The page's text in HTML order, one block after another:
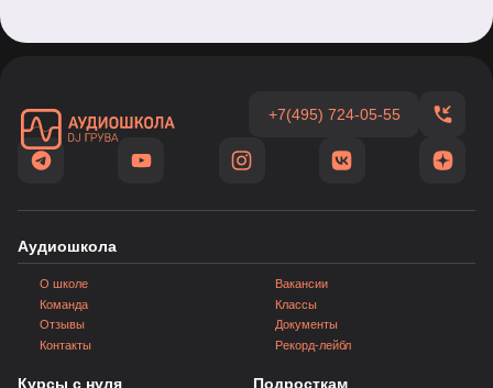
+7(495) 724-05-55
Аудиошкола
О школе
Команда
Отзывы
Контакты
Вакансии
Классы
Документы
Рекорд-лейбл
Курсы с нуля Подросткам